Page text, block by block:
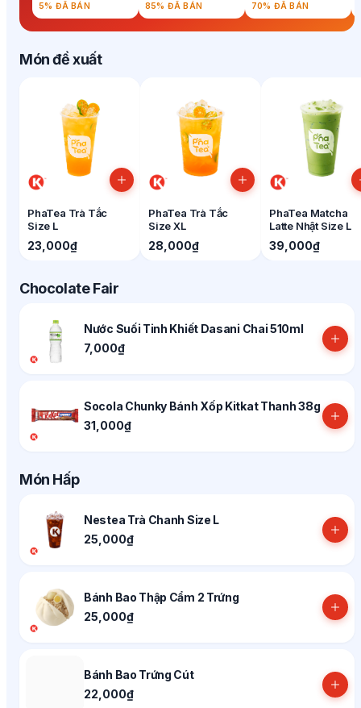
5% ĐÃ BÁN 85% ĐÃ BÁN 70% ĐÃ BÁN
Món đề xuất
PhaTea Trà Tắc
Size L
23,000₫
PhaTea Trà Tắc
Size XL
28,000₫
PhaTea Matcha
Latte Nhật Size L
39,000₫
Chocolate Fair
Nước Suối Tinh Khiết Dasani Chai 510ml
7,000₫
Socola Chunky Bánh Xốp Kitkat Thanh 38g
31,000₫
Món Hấp
Nestea Trà Chanh Size L
25,000₫
Bánh Bao Thập Cẩm 2 Trứng
25,000₫
Bánh Bao Trứng Cút
22,000₫